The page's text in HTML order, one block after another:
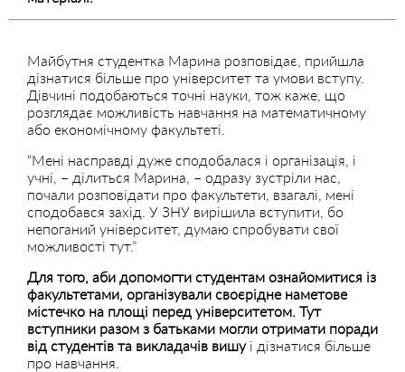
Майбутня студентка Марина розповідає, прийшла
дізнатися більше про університет та умови вступу.
Дівчині подобаються точні науки, тож каже, що
розглядає можливість навчання на математичному
або економічному факультеті.
“Мені насправді дуже сподобалася і організація, і
учні, – ділиться Марина, – одразу зустріли нас,
почали розповідати про факультети, взагалі, мені
сподобався захід. У ЗНУ вирішила вступити, бо
непоганий університет, думаю спробувати свої
можливості тут.”
Для того, аби допомогти студентам ознайомитися із
факультетами, організували своєрідне наметове
містечко на площі перед університетом. Тут
вступники разом з батьками могли отримати поради
від студентів та викладачів вишуі дізнатися більше
про навчання.